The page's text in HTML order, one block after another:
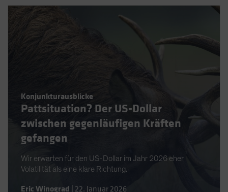
Poland
Portugal
Sweden
Switzerland
Taiwan - 台灣
United States (US Citizens)
Konjunkturausblicke
Pattsituation? Der US-Dollar
zwischen gegenläufigen Kräften
gefangen
Wir erwarten für den US-Dollar im Jahr 2026 eher
Volatilität als eine klare Richtung.
Eric Winograd 22. Januar 2026